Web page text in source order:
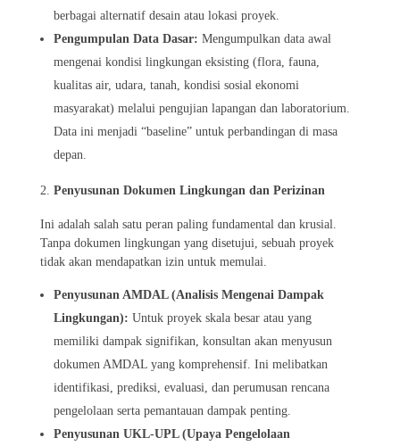
berbagai alternatif desain atau lokasi proyek.
Pengumpulan Data Dasar: Mengumpulkan data awal
mengenai kondisi lingkungan eksisting (flora, fauna,
kualitas air, udara, tanah, kondisi sosial ekonomi
masyarakat) melalui pengujian lapangan dan laboratorium.
Data ini menjadi “baseline” untuk perbandingan di masa
depan.
Penyusunan Dokumen Lingkungan dan Perizinan
Ini adalah salah satu peran paling fundamental dan krusial.
Tanpa dokumen lingkungan yang disetujui, sebuah proyek
tidak akan mendapatkan izin untuk memulai.
Penyusunan AMDAL (Analisis Mengenai Dampak
Lingkungan): Untuk proyek skala besar atau yang
memiliki dampak signifikan, konsultan akan menyusun
dokumen AMDAL yang komprehensif. Ini melibatkan
identifikasi, prediksi, evaluasi, dan perumusan rencana
pengelolaan serta pemantauan dampak penting.
Penyusunan UKL-UPL (Upaya Pengelolaan